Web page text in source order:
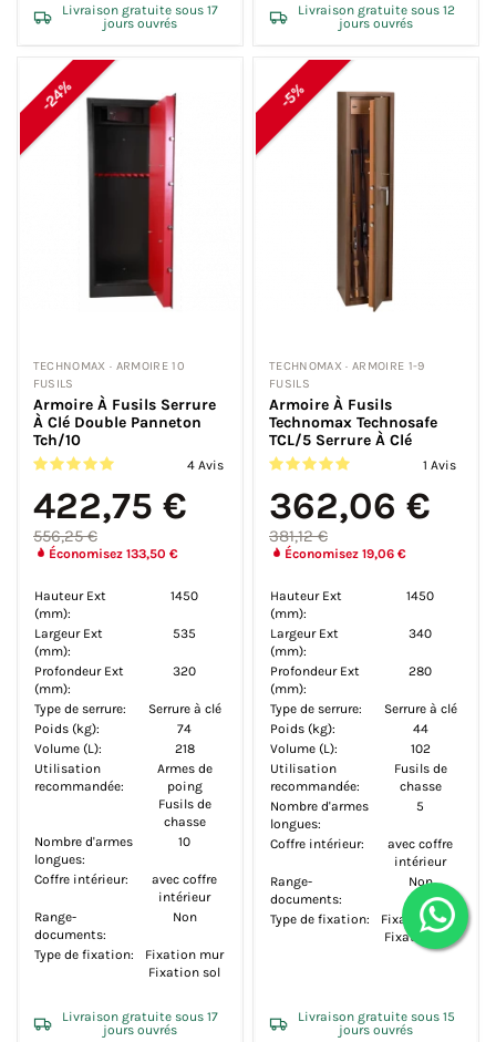
Livraison gratuite sous 17
jours ouvrés
Livraison gratuite sous 12
jours ouvrés
-24%
TECHNOMAX · ARMOIRE 10
FUSILS
Armoire À Fusils Serrure
À Clé Double Panneton
Tch/10
4 Avis
422,75 €
556,25 €
Économisez 133,50 €
Hauteur Ext
(mm):
1450
Largeur Ext
(mm):
535
Profondeur Ext
(mm):
320
Type de serrure:
Serrure à clé
Poids (kg):
74
Volume (L):
218
Utilisation
recommandée:
Armes de
poing
Fusils de
chasse
Nombre d'armes
longues:
10
Coffre intérieur:
avec coffre
intérieur
Range-
documents:
Non
Type de fixation:
Fixation mur
Fixation sol
Livraison gratuite sous 17
jours ouvrés
-5%
TECHNOMAX · ARMOIRE 1-9
FUSILS
Armoire À Fusils
Technomax Technosafe
TCL/5 Serrure À Clé
1 Avis
362,06 €
381,12 €
Économisez 19,06 €
Hauteur Ext
(mm):
1450
Largeur Ext
(mm):
340
Profondeur Ext
(mm):
280
Type de serrure:
Serrure à clé
Poids (kg):
44
Volume (L):
102
Utilisation
recommandée:
Fusils de
chasse
Nombre d'armes
longues:
5
Coffre intérieur:
avec coffre
intérieur
Range-
documents:
Non
Type de fixation:
Fixation mur
Fixation sol
Livraison gratuite sous 15
jours ouvrés